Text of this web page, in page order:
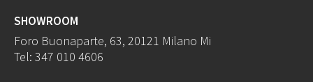
SHOWROOM
Foro Buonaparte, 63, 20121 Milano Mi
Tel: 347 010 4606